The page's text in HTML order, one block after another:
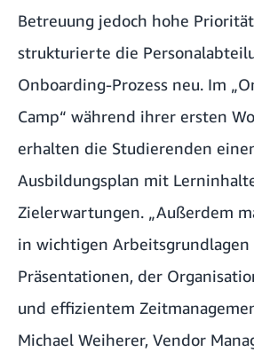
Betreuung jedoch hohe
strukturierte die
Onboarding-Prozess neu. Im
Camp“ während ihrer ersten
erhalten die Studierenden
Ausbildungsplan mit
Zielerwartungen. „Außerdem
in wichtigen Arbeitsgrundlagen
Präsentationen, der
und effizientem
Michael Weiherer, Vendor